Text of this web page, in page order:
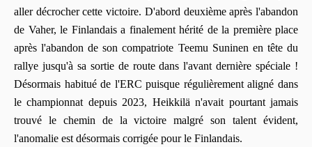
aller décrocher cette victoire. D'abord deuxième après l'abandon
de Vaher, le Finlandais a finalement hérité de la première place
après l'abandon de son compatriote Teemu Suninen en tête du
rallye jusqu'à sa sortie de route dans l'avant dernière spéciale !
Désormais habitué de l'ERC puisque régulièrement aligné dans
le championnat depuis 2023, Heikkilä n'avait pourtant jamais
trouvé le chemin de la victoire malgré son talent évident,
l'anomalie est désormais corrigée pour le Finlandais.